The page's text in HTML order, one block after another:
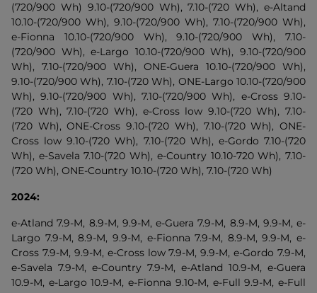
(720/900 Wh) 9.10-(720/900 Wh), 7.10-(720 Wh), e-Altand
10.10-(720/900 Wh), 9.10-(720/900 Wh), 7.10-(720/900 Wh),
e-Fionna 10.10-(720/900 Wh), 9.10-(720/900 Wh), 7.10-
(720/900 Wh), e-Largo 10.10-(720/900 Wh), 9.10-(720/900
Wh), 7.10-(720/900 Wh), ONE-Guera 10.10-(720/900 Wh),
9.10-(720/900 Wh), 7.10-(720 Wh), ONE-Largo 10.10-(720/900
Wh), 9.10-(720/900 Wh), 7.10-(720/900 Wh), e-Cross 9.10-
(720 Wh), 7.10-(720 Wh), e-Cross low 9.10-(720 Wh), 7.10-
(720 Wh), ONE-Cross 9.10-(720 Wh), 7.10-(720 Wh), ONE-
Cross low 9.10-(720 Wh), 7.10-(720 Wh), e-Gordo 7.10-(720
Wh), e-Savela 7.10-(720 Wh), e-Country 10.10-720 Wh), 7.10-
(720 Wh), ONE-Country 10.10-(720 Wh), 7.10-(720 Wh)
2024:
e-Atland 7.9-M, 8.9-M, 9.9-M, e-Guera 7.9-M, 8.9-M, 9.9-M, e-
Largo 7.9-M, 8.9-M, 9.9-M, e-Fionna 7.9-M, 8.9-M, 9.9-M, e-
Cross 7.9-M, 9.9-M, e-Cross low 7.9-M, 9.9-M, e-Gordo 7.9-M,
e-Savela 7.9-M, e-Country 7.9-M, e-Atland 10.9-M, e-Guera
10.9-M, e-Largo 10.9-M, e-Fionna 9.10-M, e-Full 9.9-M, e-Full